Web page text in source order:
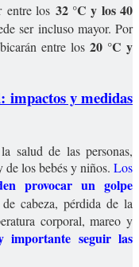
entre los 32 °C y los 40
ser incluso mayor. Por
entre los20 °C y
impactos y medidas
salud de las personas,
de los bebés y niños. Los
provocar un golpe
cabeza, pérdida de la
corporal, mareo y
importante seguir las